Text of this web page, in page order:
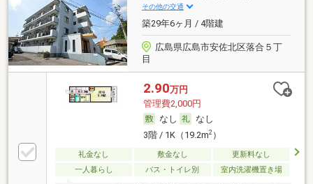
その他の交通
築29年6ヶ月 / 4階建
広島県広島市安佐北区落合５丁
目
2.90万円
管理費2,000円
なし
なし
3階 / 1K（19.2m2）
礼金なし 敷金なし
更新料なし
一人暮らし
バス・トイレ別 室内洗濯機置き場